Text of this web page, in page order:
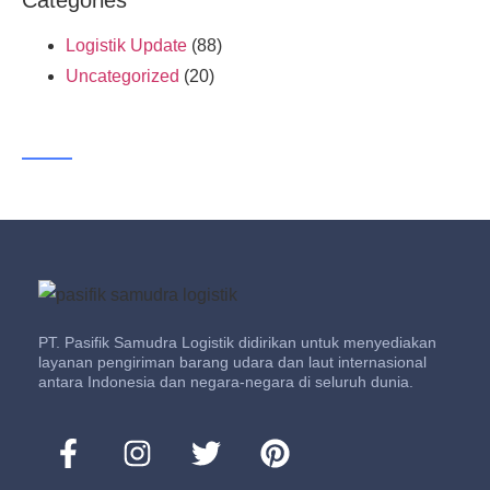
Logistik Update (88)
Uncategorized (20)
PT. Pasifik Samudra Logistik didirikan untuk menyediakan
layanan pengiriman barang udara dan laut internasional
antara Indonesia dan negara-negara di seluruh dunia.